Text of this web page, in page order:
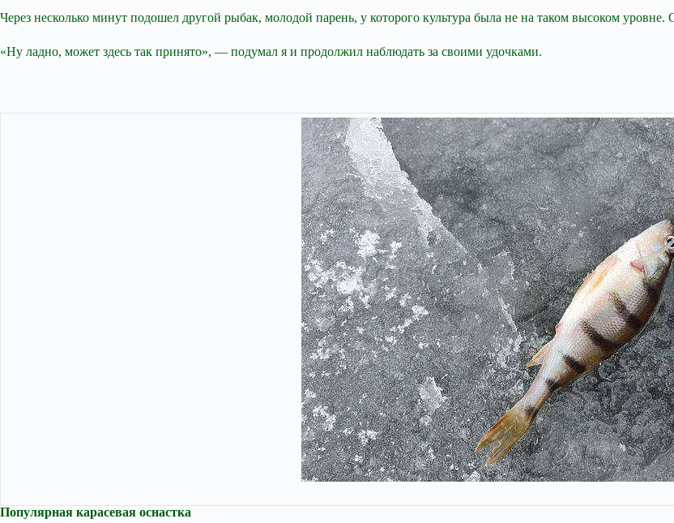
Через несколько минут подошел другой рыбак, молодой парень, у которого культура была не на таком высоком уровне.
«Ну ладно, может здесь так принято», — подумал я и продолжил наблюдать за своими удочками.
Популярная карасевая оснастка